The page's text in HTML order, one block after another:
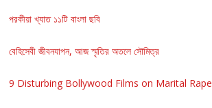
পরকীয়া খ্যাত ১১টি বাংলা ছবি
বেহিসেবী জীবনযাপন, আজ স্মৃতির অতলে সৌমিত্র
9 Disturbing Bollywood Films on Marital Rape